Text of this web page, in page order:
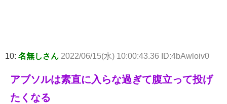
10: 名無しさん 2022/06/15(水) 10:00:43.36 ID:4bAwloiv0
アブソルは素直に入らな過ぎて腹立って投げ
たくなる